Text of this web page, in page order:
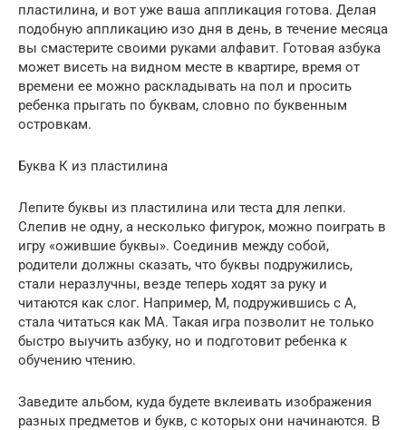
пластилина, и вот уже ваша аппликация готова. Делая
подобную аппликацию изо дня в день, в течение месяца
вы смастерите своими руками алфавит. Готовая азбука
может висеть на видном месте в квартире, время от
времени ее можно раскладывать на пол и просить
ребенка прыгать по буквам, словно по буквенным
островкам.
Буква К из пластилина
Лепите буквы из пластилина или теста для лепки.
Слепив не одну, а несколько фигурок, можно поиграть в
игру «ожившие буквы». Соединив между собой,
родители должны сказать, что буквы подружились,
стали неразлучны, везде теперь ходят за руку и
читаются как слог. Например, М, подружившись с А,
стала читаться как МА. Такая игра позволит не только
быстро выучить азбуку, но и подготовит ребенка к
обучению чтению.
Заведите альбом, куда будете вклеивать изображения
разных предметов и букв, с которых они начинаются. В